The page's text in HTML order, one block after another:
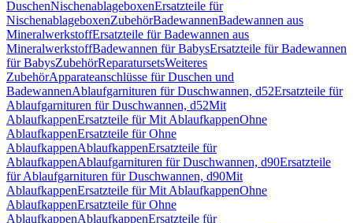
DuschenNischenablageboxenErsatzteile für
NischenablageboxenZubehörBadewannenBadewannen aus
MineralwerkstoffErsatzteile für Badewannen aus
MineralwerkstoffBadewannen für BabysErsatzteile für Badewannen
für BabysZubehörReparatursetsWeiteres
ZubehörApparateanschlüsse für Duschen und
BadewannenAblaufgarnituren für Duschwannen, d52Ersatzteile für
Ablaufgarnituren für Duschwannen, d52Mit
AblaufkappenErsatzteile für Mit AblaufkappenOhne
AblaufkappenErsatzteile für Ohne
AblaufkappenAblaufkappenErsatzteile für
AblaufkappenAblaufgarnituren für Duschwannen, d90Ersatzteile
für Ablaufgarnituren für Duschwannen, d90Mit
AblaufkappenErsatzteile für Mit AblaufkappenOhne
AblaufkappenErsatzteile für Ohne
AblaufkappenAblaufkappenErsatzteile für